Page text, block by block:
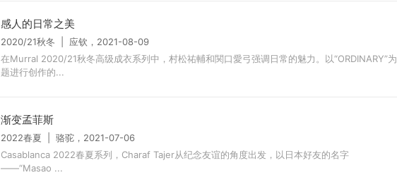
感人的日常之美
2020/21秋冬 | 应钦，2021-08-09
在Murral 2020/21秋冬高级成衣系列中，村松祐輔和関口愛弓强调日常的魅力。以“ORDINARY”为
题进行创作的...
渐变孟菲斯
2022春夏 | 骆驼，2021-07-06
Casablanca 2022春夏系列，Charaf Tajer从纪念友谊的角度出发，以日本好友的名字
——“Masao ...